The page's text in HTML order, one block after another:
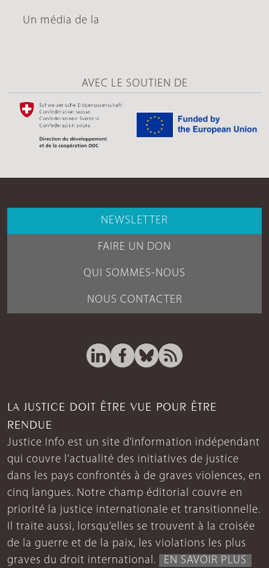
Un média de la
AVEC LE SOUTIEN DE
NEWSLETTER
FAIRE UN DON
QUI SOMMES-NOUS
NOUS CONTACTER
LA JUSTICE DOIT ÊTRE VUE POUR ÊTRE
RENDUE
Justice Info est un site d’information indépendant
qui couvre l’actualité des initiatives de justice
dans les pays confrontés à de graves violences, en
cinq langues. Notre champ éditorial couvre en
priorité la justice internationale et transitionnelle.
Il traite aussi, lorsqu’elles se trouvent à la croisée
de la guerre et de la paix, les violations les plus
graves du droit international.
EN SAVOIR PLUS